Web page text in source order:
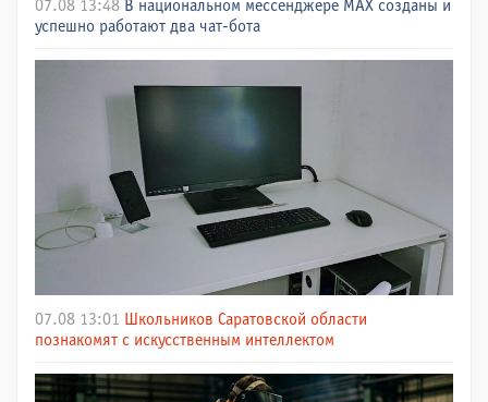
07.08 13:48 В национальном мессенджере МАХ созданы и
успешно работают два чат-бота
07.08 13:01
Школьников Саратовской области
познакомят с искусственным интеллектом